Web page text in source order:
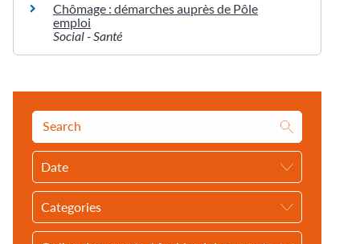
Chômage : démarches auprès de Pôle
emploi
Social - Santé